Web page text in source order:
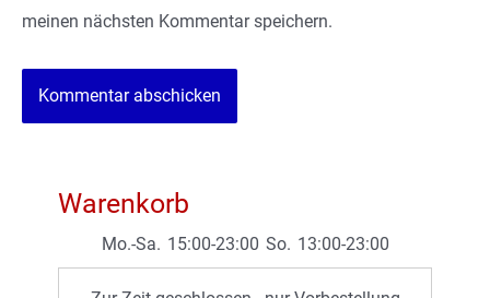
meinen nächsten Kommentar speichern.
Warenkorb
Mo.-Sa. 15:00-23:00 So. 13:00-23:00